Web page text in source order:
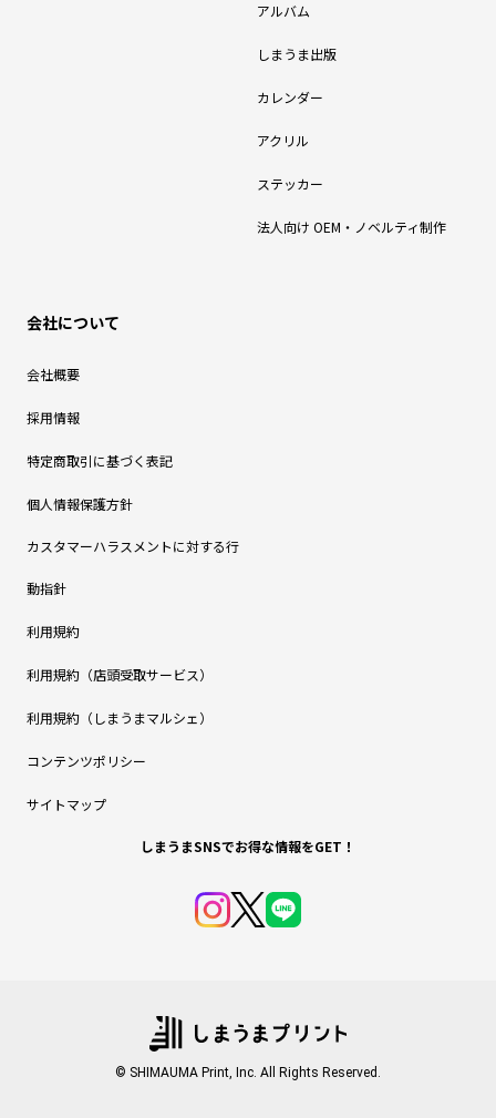
アルバム
しまうま出版
カレンダー
アクリル
ステッカー
法人向け OEM・ノベルティ制作
会社について
会社概要
採用情報
特定商取引に基づく表記
個人情報保護方針
カスタマーハラスメントに対する行
動指針
利用規約
利用規約（店頭受取サービス）
利用規約（しまうまマルシェ）
コンテンツポリシー
サイトマップ
しまうまSNSでお得な情報をGET！
© SHIMAUMA Print, Inc. All Rights Reserved.